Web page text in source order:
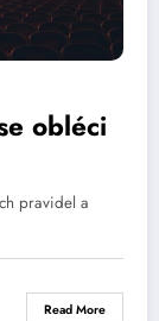
obléci
pravidel a
Read More